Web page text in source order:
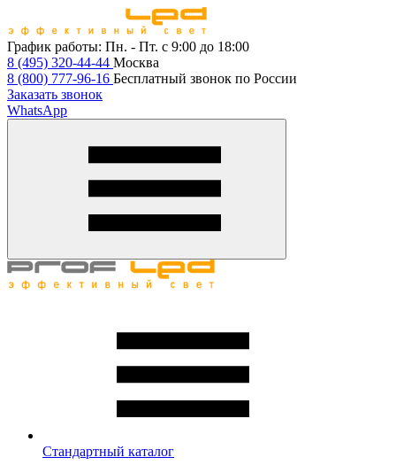
График работы: Пн. - Пт. с 9:00 до 18:00
8 (495) 320-44-44 Москва
8 (800) 777-96-16 Бесплатный звонок по России
Заказать звонок
WhatsApp
Стандартный каталог